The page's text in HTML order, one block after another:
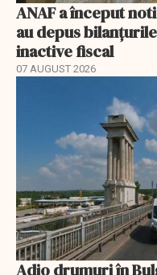
ANAF a început
au depus
inactive fiscal
07 AUGUST 2026
Adio drumuri în